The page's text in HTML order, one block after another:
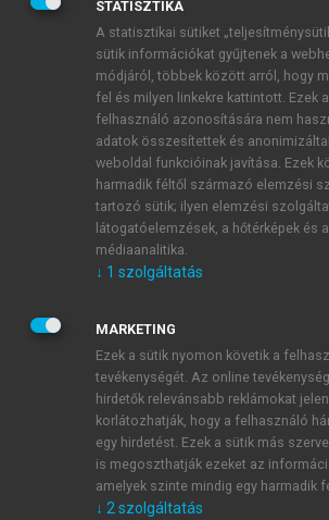
ÚJ FIÓK LÉTREHOZÁSA
1 óra díjmentes hozzáférés
E-MAIL-CÍM
JELSZÓ
JELSZÓ ÚJRA
Kérek értesítést a MeRSZ újdonságairól,
Kérek értesítést az Akadémiai Kiadó Zrt.
STATISZTIKA
A statisztikai sütiket
sütik információkat gyűjtenek a
módjáról, többek között arról, hogy
fel és milyen linkekre kattintott. Ezek
felhasználó azonosítására nem
adatok összesítettek és
weboldal funkcióinak javítása. Ezek
harmadik féltől származó elemzési
tartozó sütik; ilyen elemzési
látogatóelemzések, a hőtérképek és
médiaanalitika.
↓ 1 szolgáltatás
MARKETING
Ezek a sütik nyomon követik a
tevékenységét. Az online
hirdetők relevánsabb reklámokat
korlátozhatják, hogy a felhasználó
egy hirdetést. Ezek a sütik más
is megoszthatják ezeket az
amelyek szinte mindig egy harmadik
↓ 2 szolgáltatás